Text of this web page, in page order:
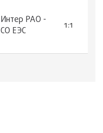
Интер РАО -
СО ЕЭС
1:1